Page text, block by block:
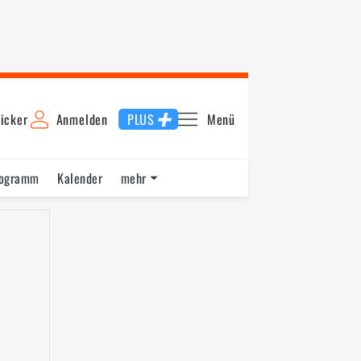
Anmelden PLUS Menü
Kalender
mehr